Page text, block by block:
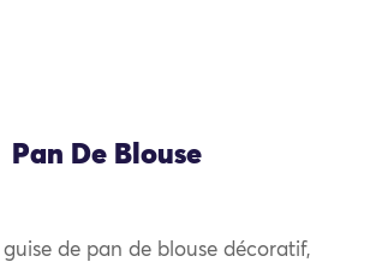
Pan De Blouse
guise de pan de blouse décoratif,